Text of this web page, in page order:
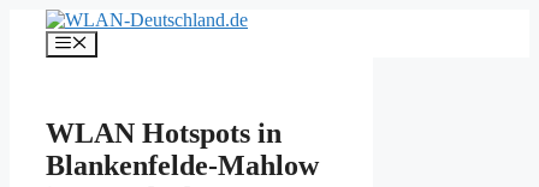
Inhalt
springen
Menü
WLAN Hotspots in
Blankenfelde-Mahlow